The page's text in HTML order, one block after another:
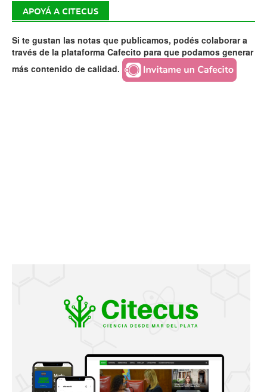
APOYÁ A CITECUS
Si te gustan las notas que publicamos, podés colaborar a
través de la plataforma Cafecito para que podamos generar
más contenido de calidad.